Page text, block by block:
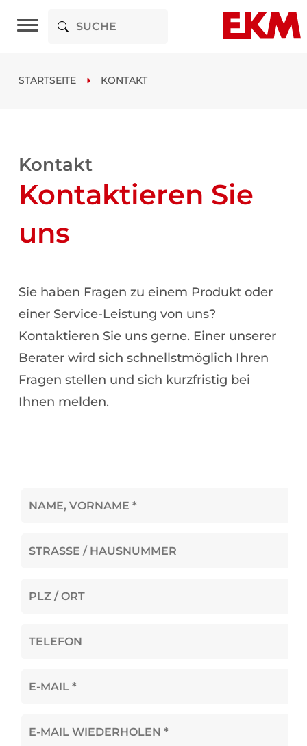
STARTSEITE KONTAKT
Kontakt
Kontaktieren Sie
uns
Sie haben Fragen zu einem Produkt oder
einer Service-Leistung von uns?
Kontaktieren Sie uns gerne. Einer unserer
Berater wird sich schnellstmöglich Ihren
Fragen stellen und sich kurzfristig bei
Ihnen melden.